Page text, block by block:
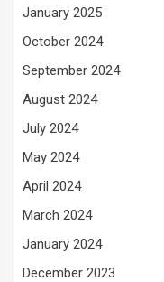
January 2025
October 2024
September 2024
August 2024
July 2024
May 2024
April 2024
March 2024
January 2024
December 2023